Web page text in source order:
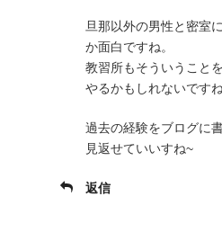
旦那以外の男性と密室
か面白ですね。
教習所もそういうこと
やるかもしれないですね
過去の経験をブログに
見返せていいすね~
返信